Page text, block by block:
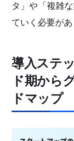
タ」や「複雑
ていく必要があ
導入ステ
ド期から
ドマップ